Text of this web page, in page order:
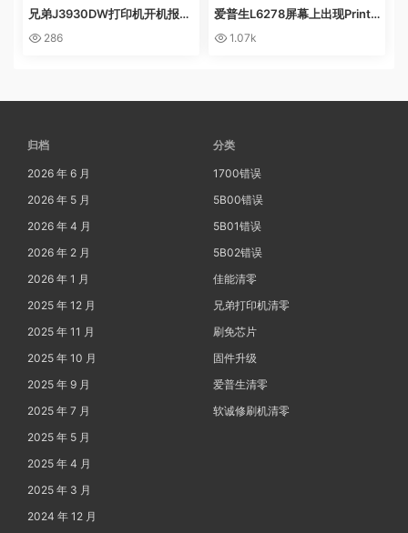
兄弟J3930DW打印机开机报错
Machine Err FE00远程操作快
286
爱普生L6278屏幕上出现Printe
r mode英文 进不了系统 刷固件
1.07k
归档
2026 年 6 月
2026 年 5 月
2026 年 4 月
2026 年 2 月
2026 年 1 月
2025 年 12 月
2025 年 11 月
2025 年 10 月
2025 年 9 月
2025 年 7 月
2025 年 5 月
2025 年 4 月
2025 年 3 月
2024 年 12 月
分类
1700错误
5B00错误
5B01错误
5B02错误
佳能清零
兄弟打印机清零
刷免芯片
固件升级
爱普生清零
软诚修刷机清零